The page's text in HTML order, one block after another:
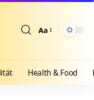
Aa
Health & Food